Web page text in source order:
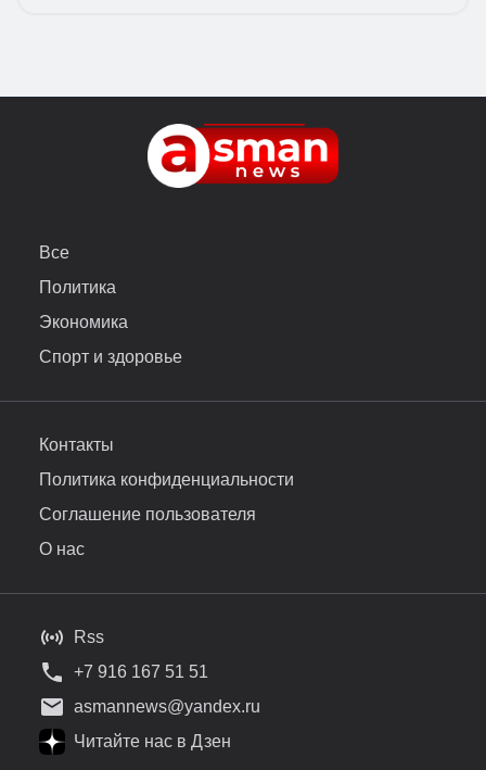
Все
Политика
Экономика
Спорт и здоровье
Контакты
Политика конфиденциальности
Соглашение пользователя
О нас
Rss
+7 916 167 51 51
asmannews@yandex.ru
Читайте нас в Дзен